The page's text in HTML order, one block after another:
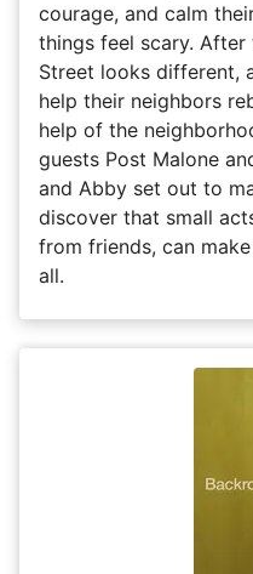
courage, and calm
things feel scary. After
Street looks different,
help their neighbors
help of the
guests Post Malone
and Abby set out to
discover that small
from friends, can
all.